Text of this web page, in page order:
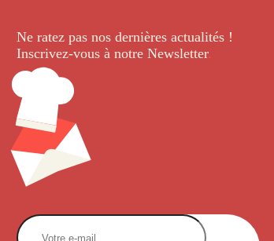
Ne ratez pas nos dernièresactualités !
Inscrivez-vous à notre Newsletter.